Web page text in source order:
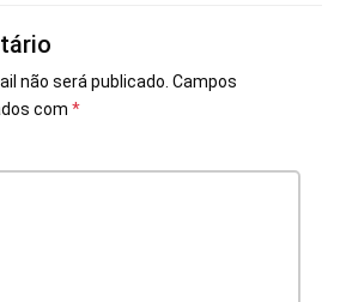
não será publicado. Campos
com *